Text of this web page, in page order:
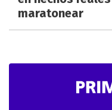
maratonear